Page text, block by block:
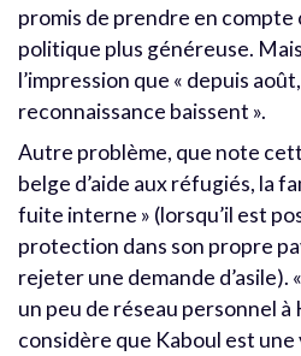
promis de prendre en compte
politique plus généreuse.
l’impression que « depuis
reconnaissance baissent ».
Autre problème, que note
belge d’aide aux réfugiés, la
fuite interne » (lorsqu’il est
protection dans son propre
rejeter une demande d’asile).
un peu de réseau personnel à
considère que Kaboul est une